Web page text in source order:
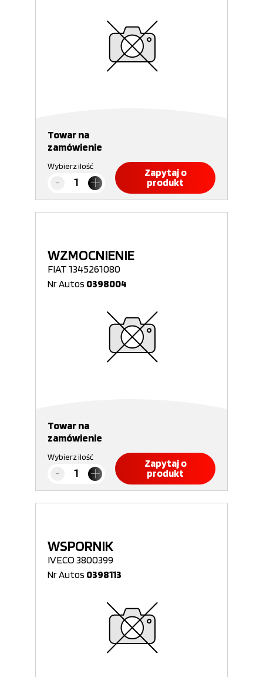
Towar na
zamówienie
Wybierz ilość
Zapytaj o
produkt
WZMOCNIENIE
FIAT 1345261080
Nr Autos 0398004
Towar na
zamówienie
Wybierz ilość
Zapytaj o
produkt
WSPORNIK
IVECO 3800399
Nr Autos 0398113